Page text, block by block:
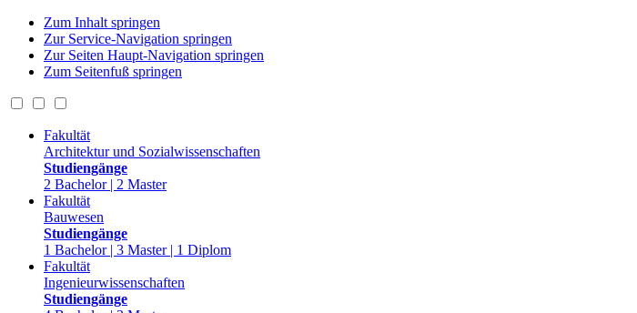
Zum Inhalt springen
Zur Service-Navigation springen
Zur Seiten Haupt-Navigation springen
Zum Seitenfuß springen
Fakultät
Architektur und Sozialwissenschaften
Studiengänge
2 Bachelor | 2 Master
Fakultät
Bauwesen
Studiengänge
1 Bachelor | 3 Master | 1 Diplom
Fakultät
Ingenieurwissenschaften
Studiengänge